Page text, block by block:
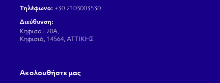
Τηλέφωνο: +30 2103003530
Διεύθυνση:
Κηφισού 20Α,
Κηφισιά, 14564, ΑΤΤΙΚΗΣ
Aκολουθήστε μας